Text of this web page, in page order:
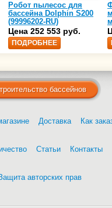
Робот пылесос для
бассейна Dolphin S200
(99996202-RU)
Цена 252 553 руб.
ПОДРОБНЕЕ
бассейнов
Доставка Как
Статьи Контакты
авторских прав